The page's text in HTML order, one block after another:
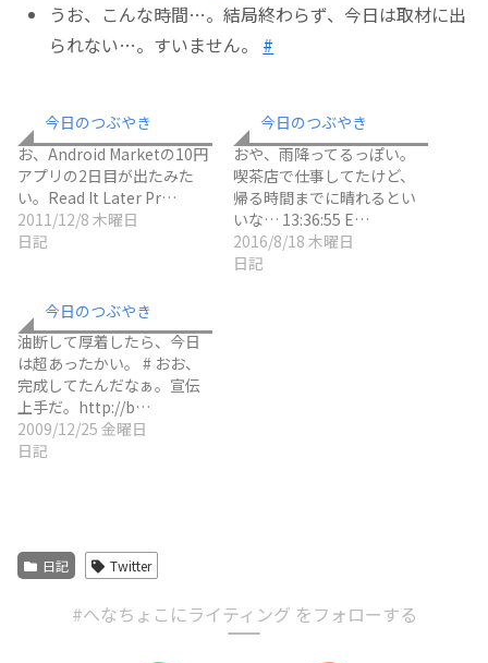
うお、こんな時間…。結局終わらず、今日は取材に出
られない…。すいません。 #
今日のつぶやき
お、Android Marketの10円
アプリの2日目が出たみた
い。Read It Later Pr…
2011/12/8 木曜日
日記
今日のつぶやき
おや、雨降ってるっぽい。
喫茶店で仕事してたけど、
帰る時間までに晴れるとい
いな… 13:36:55 E…
2016/8/18 木曜日
日記
今日のつぶやき
油断して厚着したら、今日
は超あったかい。 # おお、
完成してたんだなぁ。宣伝
上手だ。http://b…
2009/12/25 金曜日
日記
日記 Twitter
#へなちょこにライティング をフォローする